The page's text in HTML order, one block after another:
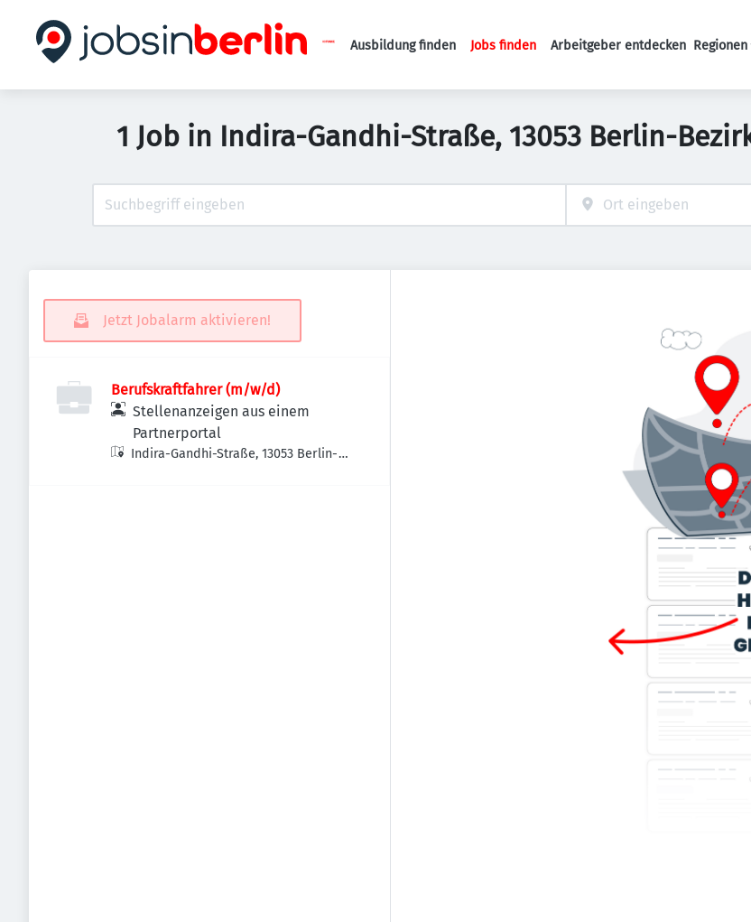
Haupt-Navigation
Ausbildung finden Jobs finden Arbeitgeber entdecken Regionen
1 Job in Indira-Gandhi-Straße, 13053 Berlin-
Jetzt Jobalarm aktivieren!
Berufskraftfahrer (m/w/d)
Stellenanzeigen aus einem
Partnerportal
Indira-Gandhi-Straße, 13053 Berlin-